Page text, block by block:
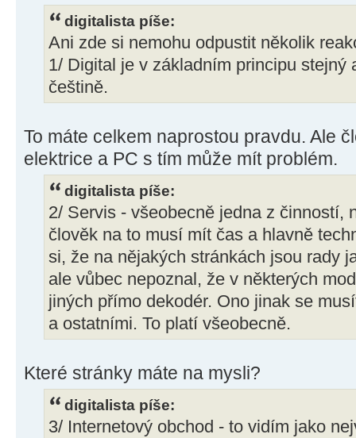
digitalista píše:
Ani zde si nemohu odpustit několik
1/ Digital je v základním principu stejný
češtině.
To máte celkem naprostou pravdu. Ale
elektrice a PC s tím může mít problém.
digitalista píše:
2/ Servis - všeobecně jedna z činností,
člověk na to musí mít čas a hlavně
si, že na nějakých stránkách jsou rady
ale vůbec nepoznal, že v některých
jiných přímo dekodér. Ono jinak se
a ostatními. To platí všeobecně.
Které stránky máte na mysli?
digitalista píše:
3/ Internetový obchod - to vidím jako